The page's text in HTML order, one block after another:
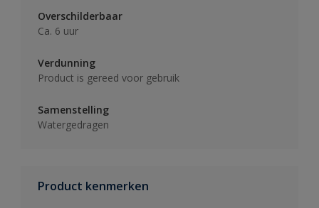
Overschilderbaar
Ca. 6 uur
Verdunning
Product is gereed voor gebruik
Samenstelling
Watergedragen
Product kenmerken